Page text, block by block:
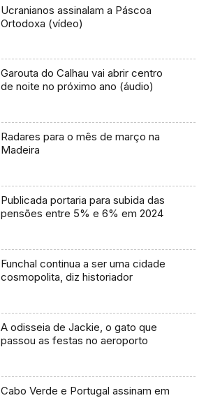
Ucranianos assinalam a Páscoa
Ortodoxa (vídeo)
Garouta do Calhau vai abrir centro
de noite no próximo ano (áudio)
Radares para o mês de março na
Madeira
Publicada portaria para subida das
pensões entre 5% e 6% em 2024
Funchal continua a ser uma cidade
cosmopolita, diz historiador
A odisseia de Jackie, o gato que
passou as festas no aeroporto
Cabo Verde e Portugal assinam em